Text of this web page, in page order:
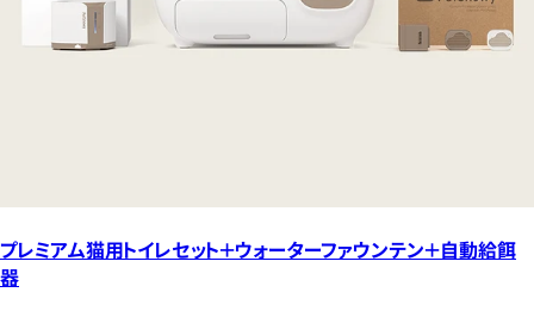
プレミアム猫用トイレセット＋ウォーターファウンテン＋自動給餌
器